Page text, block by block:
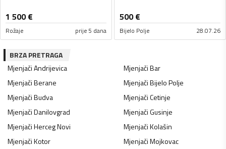
1 500€
Rožaje prije 5 dana
500€
Bijelo Polje 28.07.26
BRZA PRETRAGA
MjenjačiAndrijevica MjenjačiBar
MjenjačiBerane MjenjačiBijelo Polje
MjenjačiBudva MjenjačiCetinje
MjenjačiDanilovgrad MjenjačiGusinje
MjenjačiHerceg Novi MjenjačiKolašin
MjenjačiKotor MjenjačiMojkovac